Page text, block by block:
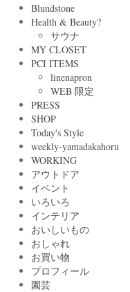
Blundstone
Health & Beauty?
サウナ
MY CLOSET
PCI ITEMS
linenapron
WEB 限定
PRESS
SHOP
Today's Style
weekly-yamadakahoru
WORKING
アウトドア
イベント
いろいろ
インテリア
おいしいもの
おしゃれ
お買い物
プロフィール
園芸